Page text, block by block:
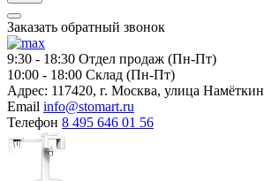
Заказать обратный звонок
9:30 - 18:30 Отдел продаж (Пн-Пт)
10:00 - 18:00 Склад (Пн-Пт)
Адрес: 117420, г. Москва, улица
Email info@stomart.ru
Телефон 8 495 646 01 56